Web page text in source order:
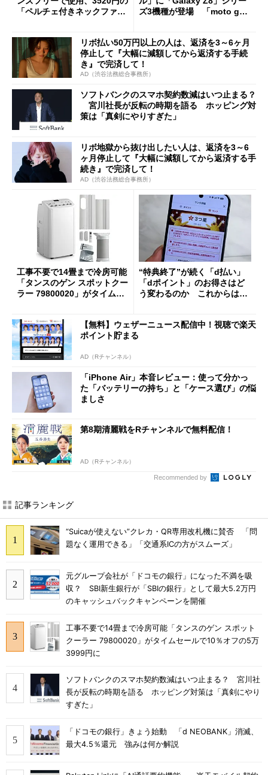
「ペルチェ付きネックファ
ズ3機種が登場 「moto g37
リボ払い50万円以上の人は、返済を3～6ヶ月
停止して『大幅に減額してから返済する手続
き』で完済して！
AD（渋谷法務総合事務所）
ソフトバンクのスマホ契約数減はいつ止まる？
宮川社長が反転の時期を語る ホッピング対
策は「真剣にやりすぎた」
リボ地獄から抜け出したい人は、返済を3～6
ヶ月停止して『大幅に減額してから返済する手
続き』で完済して！
AD（渋谷法務総合事務所）
工事不要で14畳まで冷房可能
「タンスのゲン スポットクー
ラー 79800020」がタイムセ
“特典終了”が続く「d払い」
「dポイント」のお得さはど
う変わるのか これからは
【無料】ウェザーニュース配信中！視聴で楽天
ポイント貯まる
AD（Rチャンネル）
「iPhone Air」本音レビュー：使って分かっ
た「バッテリーの持ち」と「ケース選び」の悩
ましさ
第8期清麗戦をRチャンネルで無料配信！
AD（Rチャンネル）
Recommended by
記事ランキング
“Suicaが使えない”クレカ・QR専用改札機に賛否 「問
題なく運用できる」「交通系ICの方がスムーズ」
元グループ会社が「ドコモの銀行」になった不満を吸
収？ SBI新生銀行が「SBIの銀行」として最大5.2万円
のキャッシュバックキャンペーンを開催
工事不要で14畳まで冷房可能「タンスのゲン スポット
クーラー 79800020」がタイムセールで10％オフの5万
3999円に
ソフトバンクのスマホ契約数減はいつ止まる？ 宮川社
長が反転の時期を語る ホッピング対策は「真剣にやり
すぎた」
「ドコモの銀行」きょう始動 「d NEOBANK」消滅、
最大4.5％還元 強みは何か解説